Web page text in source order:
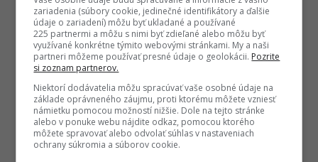
zariadenia (súbory cookie, jedinečné identifikátory a ďalšie
údaje o zariadení) môžu byť ukladané a používané
225 partnermi a môžu s nimi byť zdieľané alebo môžu byť
využívané konkrétne týmito webovými stránkami. My a naši
partneri môžeme používať presné údaje o geolokácii. Pozrite
si zoznam partnerov.
Niektorí dodávatelia môžu spracúvať vaše osobné údaje na
základe oprávneného záujmu, proti ktorému môžete vzniesť
námietku pomocou možností nižšie. Dole na tejto stránke
alebo v ponuke webu nájdite odkaz, pomocou ktorého
môžete spravovať alebo odvolať súhlas v nastaveniach
ochrany súkromia a súborov cookie.